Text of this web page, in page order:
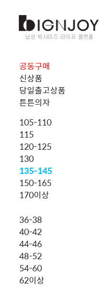
공동구매
신상품
당일출고상품
튼튼의자
105-110
115
120-125
130
135-145
150-165
170이상
36-38
40-42
44-46
48-52
54-60
62이상